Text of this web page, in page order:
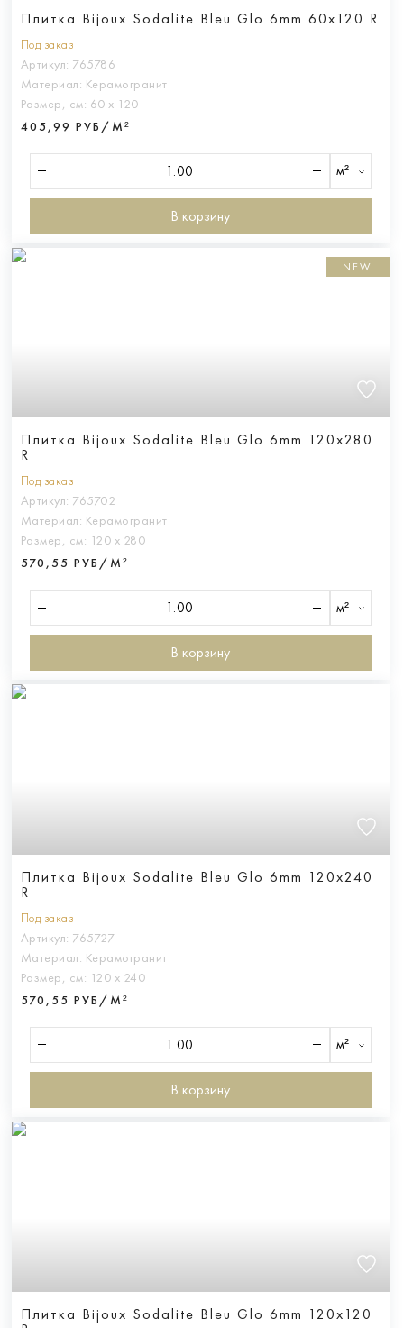
Плитка Bijoux Sodalite Bleu Glo 6mm 60x120 R
Под заказ
Артикул: 765786
Материал: Керамогранит
Размер, см: 60 х 120
405,99 РУБ/М²
м²
В корзину
NEW
Плитка Bijoux Sodalite Bleu Glo 6mm 120x280
R
Под заказ
Артикул: 765702
Материал: Керамогранит
Размер, см: 120 х 280
570,55 РУБ/М²
м²
В корзину
Плитка Bijoux Sodalite Bleu Glo 6mm 120x240
R
Под заказ
Артикул: 765727
Материал: Керамогранит
Размер, см: 120 х 240
570,55 РУБ/М²
м²
В корзину
Плитка Bijoux Sodalite Bleu Glo 6mm 120x120